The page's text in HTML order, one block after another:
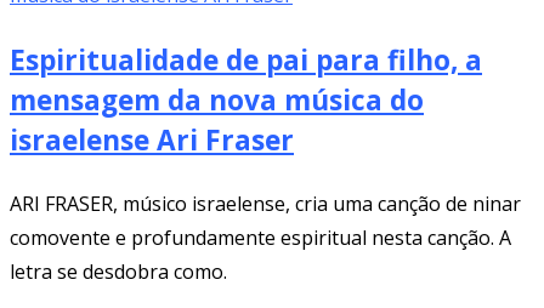
Espiritualidade de pai para filho, a
mensagem da nova música do
israelense Ari Fraser
ARI FRASER, músico israelense, cria uma canção de ninar
comovente e profundamente espiritual nesta canção. A
letra se desdobra como.